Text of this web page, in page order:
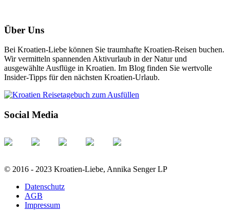
Über Uns
Bei Kroatien-Liebe können Sie traumhafte Kroatien-Reisen buchen.
Wir vermitteln spannenden Aktivurlaub in der Natur und
ausgewählte Ausflüge in Kroatien. Im Blog finden Sie wertvolle
Insider-Tipps für den nächsten Kroatien-Urlaub.
Social Media
© 2016 - 2023 Kroatien-Liebe, Annika Senger LP
Datenschutz
AGB
Impressum